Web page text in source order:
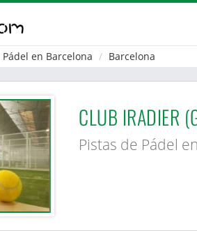
Pádel en Barcelona Barcelona
CLUB IRADIER
Pistas de Pádel